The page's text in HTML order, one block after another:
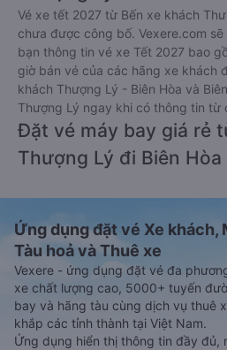
Vé xe tết 2027 từ Bến xe khách
chưa được công bố. Vexere.com
bạn thông tin vé xe Tết 2027 bao
giờ bán vé của các hãng xe khách
khách Thượng Lý - Biên Hòa và
Thượng Lý ngay khi có thông tin từ
Đặt vé máy bay giá rẻ
Thượng Lý đi Biên Hòa
Ứng dụng đặt vé Xe khách,
Tàu hoả và Thuê xe
Vexere - ứng dụng đặt vé đa
xe chất lượng cao, 5000+ tuyến
bay và hãng tàu cùng dịch vụ thuê
khắp các tỉnh thành tại Việt Nam.
Ứng dụng hiển thị thông tin đầy đủ,